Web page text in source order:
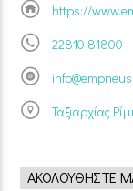
https://
22810 81800
Ταξιαρχίας
ΑΚΟΛΟΥΘΉΣΤΕ